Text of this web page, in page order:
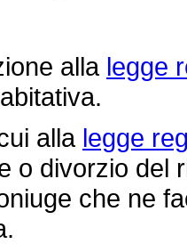
alla legge
alla legge
o divorzio del
che ne